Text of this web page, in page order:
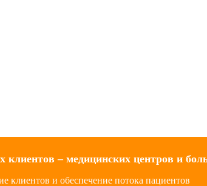
клиентов – медицинских центров и
клиентов и обеспечение потока пациентов